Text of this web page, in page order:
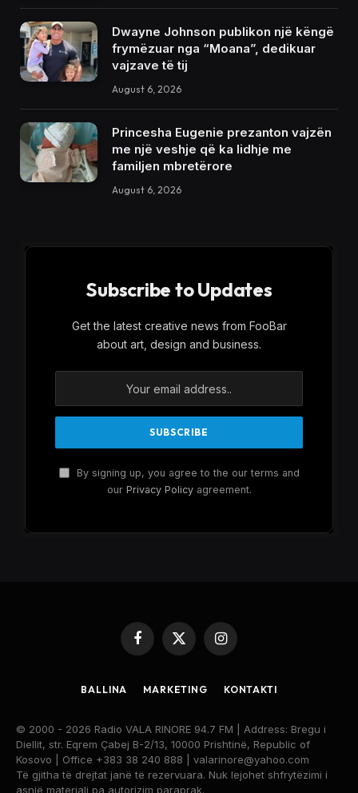
Dwayne Johnson publikon një këngë
frymëzuar nga “Moana”, dedikuar
vajzave të tij
August 6, 2026
Princesha Eugenie prezanton vajzën
me një veshje që ka lidhje me
familjen mbretërore
August 6, 2026
Subscribe to Updates
Get the latest creative news from FooBar
about art, design and business.
By signing up, you agree to the our terms and
our Privacy Policyagreement.
Facebook
X
Instagram
BALLINA MARKETING KONTAKTI
© 2000 - 2026 Radio VALA RINORE 94.7 FM | Address: Bregu i
Diellit, str. Eqrem Çabej B-2/13, 10000 Prishtinë, Republic of
Kosovo | Office +383 38 240 888 | valarinore@yahoo.com
Të gjitha të drejtat janë të rezervuara. Nuk lejohet shfrytëzimi i
asnjë materiali pa autorizim paraprak.